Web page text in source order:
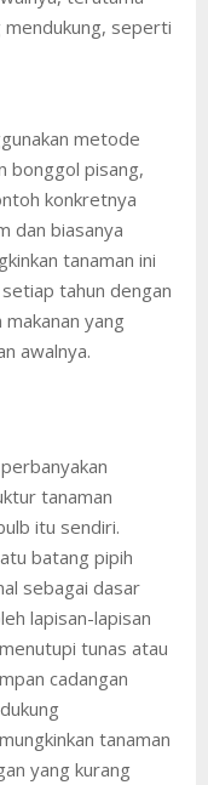
mendukung, seperti
metode
bonggol pisang,
konkretnya
dan biasanya
tanaman ini
tahun dengan
yang
awalnya.
tanaman
itu sendiri.
batang pipih
sebagai dasar
lapisan-lapisan
tunas atau
cadangan
tanaman
yang kurang